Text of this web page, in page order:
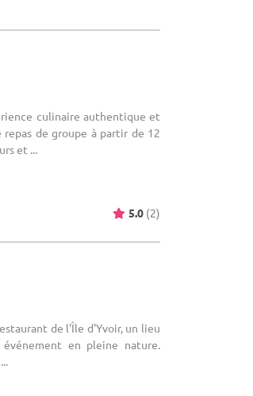
culinaire authentique et
repas de groupe à partir de 12
et ...
5.0 (2)
de l'Île d'Yvoir, un lieu
en pleine nature.